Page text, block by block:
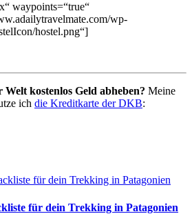
waypoints=“true“
wp-
hostel.png“]
kostenlos Geld abheben? Meine
ich die Kreditkarte der DKB:
für dein Trekking in Patagonien